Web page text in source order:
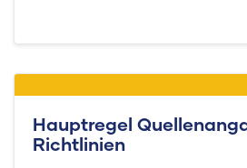
Hauptregel
Richtlinien